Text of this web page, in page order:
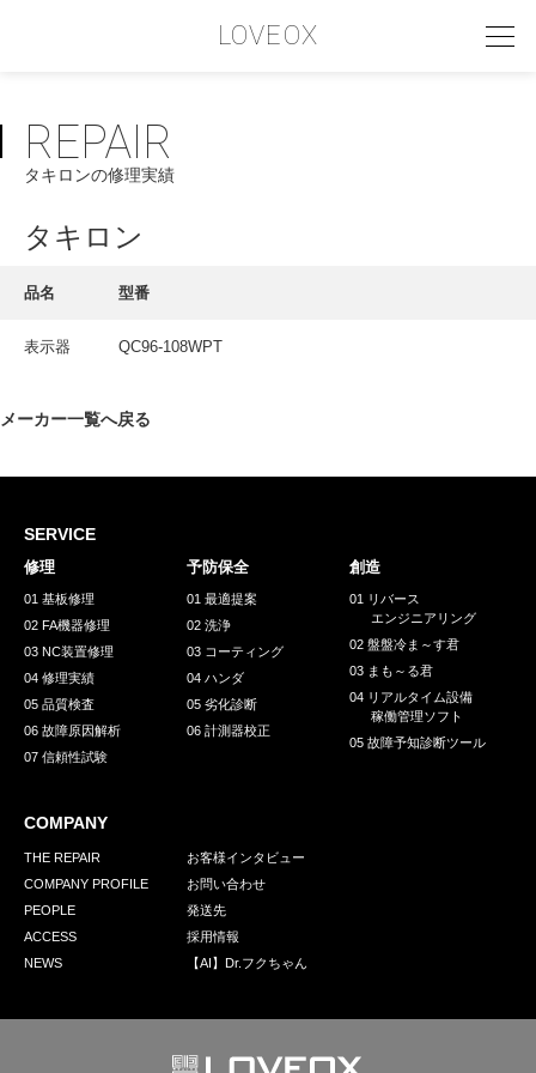
LOVEOX
PHILOSOPHY
フィロソフィー
COMPANY PROFILE
INTERVIEW
採用情報
GREEN CHALLENGE
環境への取り組み
お問い合わせ 発送先
REPAIR
タキロンの修理実績
タキロン
品名 型番
表示器 QC96-108WPT
メーカー一覧へ戻る
SERVICE
修理
01 基板修理
02 FA機器修理
03 NC装置修理
04 修理実績
05 品質検査
06 故障原因解析
07 信頼性試験
予防保全
01 最適提案
02 洗浄
03 コーティング
04 ハンダ
05 劣化診断
06 計測器校正
創造
01 リバース
エンジニアリング
02 盤盤冷ま～す君
03 まも～る君
04 リアルタイム設備
稼働管理ソフト
05 故障予知診断ツール
COMPANY
THE REPAIR
COMPANY PROFILE
PEOPLE
ACCESS
NEWS
お客様インタビュー
お問い合わせ
発送先
採用情報
【AI】Dr.フクちゃん